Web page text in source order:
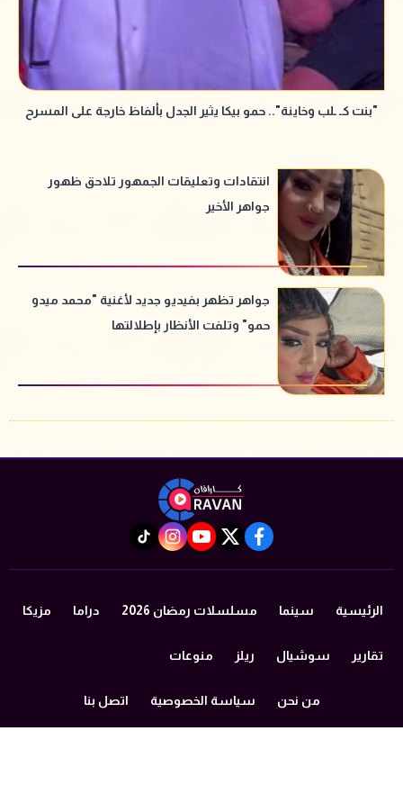
"بنت كـ ـلب وخاينة".. حمو بيكا يثير الجدل بألفاظ خارجة على المسرح
انتقادات وتعليقات الجمهور تلاحق ظهور
جواهر الأخير
جواهر تظهر بفيديو جديد لأغنية "محمد ميدو
حمو" وتلفت الأنظار بإطلالتها
facebook
twitter
youtube
instagram
tiktok
الرئيسية سينما مسلسلات رمضان 2026 دراما مزيكا
تقارير سوشيال ريلز منوعات
من نحن سياسة الخصوصية اتصل بنا